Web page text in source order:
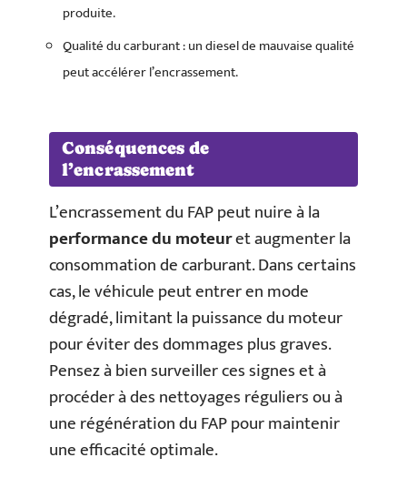
produite.
Qualité du carburant : un diesel de mauvaise qualité
peut accélérer l’encrassement.
Conséquences de
l’encrassement
L’encrassement du FAP peut nuire à la
performance du moteuret augmenter la
consommation de carburant. Dans certains
cas, le véhicule peut entrer en mode
dégradé, limitant la puissance du moteur
pour éviter des dommages plus graves.
Pensez à bien surveiller ces signes et à
procéder à des nettoyages réguliers ou à
une régénération du FAP pour maintenir
une efficacité optimale.